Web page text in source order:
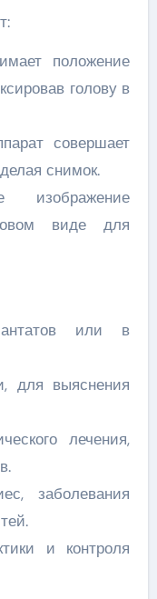
положение
голову в
совершает
снимок.
виде для
или в
для выяснения
лечения,
заболевания
и контроля